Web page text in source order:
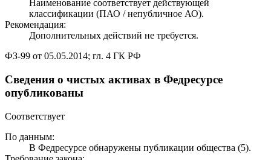
Наименование соответствует действующей
классификации (ПАО / непубличное АО).
Рекомендация:
Дополнительных действий не требуется.
ФЗ-99 от 05.05.2014; гл. 4 ГК РФ
Сведения о чистых активах в Федресурсе
опубликованы
Соответствует
По данным:
В Федресурсе обнаружены публикации общества (5).